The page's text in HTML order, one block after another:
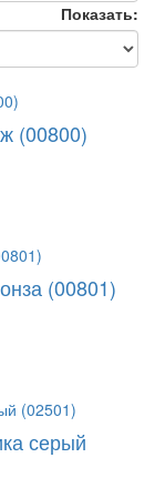
Показать:
(00800)
(00801)
серый